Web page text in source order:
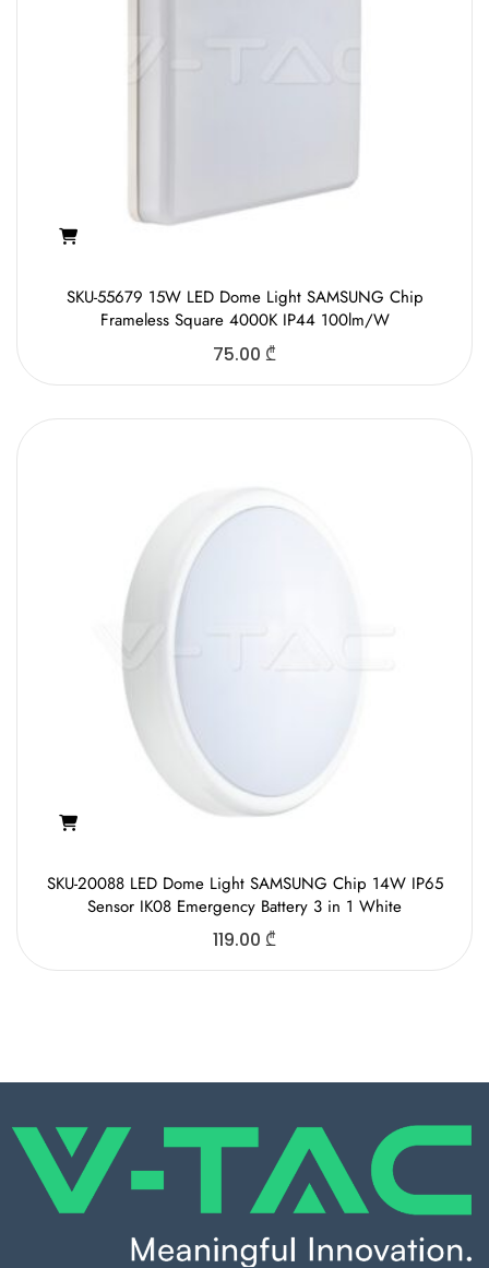
SKU-55679 15W LED Dome Light SAMSUNG Chip
Frameless Square 4000K IP44 100lm/W
75.00 ₾
SKU-20088 LED Dome Light SAMSUNG Chip 14W IP65
Sensor IK08 Emergency Battery 3 in 1 White
119.00 ₾